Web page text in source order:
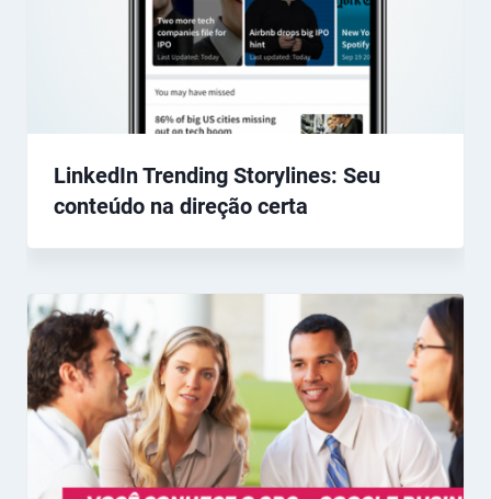
LinkedIn Trending Storylines: Seu
conteúdo na direção certa